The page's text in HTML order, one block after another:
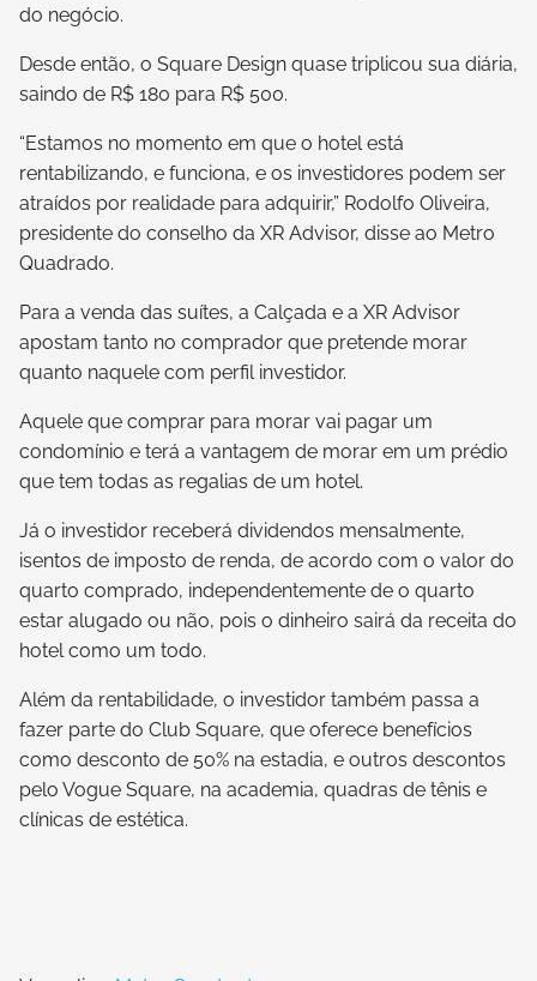
do negócio.
Desde então, o Square Design quase triplicou sua diária,
saindo de R$ 180 para R$ 500.
“Estamos no momento em que o hotel está
rentabilizando, e funciona, e os investidores podem ser
atraídos por realidade para adquirir,” Rodolfo Oliveira,
presidente do conselho da XR Advisor, disse ao Metro
Quadrado.
Para a venda das suítes, a Calçada e a XR Advisor
apostam tanto no comprador que pretende morar
quanto naquele com perfil investidor.
Aquele que comprar para morar vai pagar um
condomínio e terá a vantagem de morar em um prédio
que tem todas as regalias de um hotel.
Já o investidor receberá dividendos mensalmente,
isentos de imposto de renda, de acordo com o valor do
quarto comprado, independentemente de o quarto
estar alugado ou não, pois o dinheiro sairá da receita do
hotel como um todo.
Além da rentabilidade, o investidor também passa a
fazer parte do Club Square, que oferece benefícios
como desconto de 50% na estadia, e outros descontos
pelo Vogue Square, na academia, quadras de tênis e
clínicas de estética.